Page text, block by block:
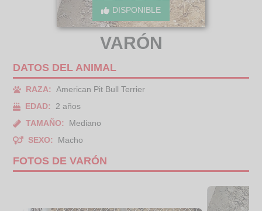
DISPONIBLE
VARÓN
DATOS DEL ANIMAL
RAZA:
American Pit Bull Terrier
EDAD:
2 años
TAMAÑO:
Mediano
SEXO:
Macho
FOTOS DE VARÓN